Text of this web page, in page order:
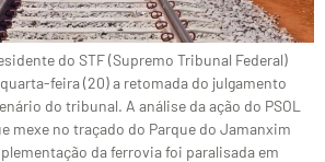
do STF (Supremo Tribunal Federal)
feira (20) a retomada do julgamento
do tribunal. A análise da ação do PSOL
mexe no traçado do Parque do Jamanxim
da ferrovia foi paralisada em